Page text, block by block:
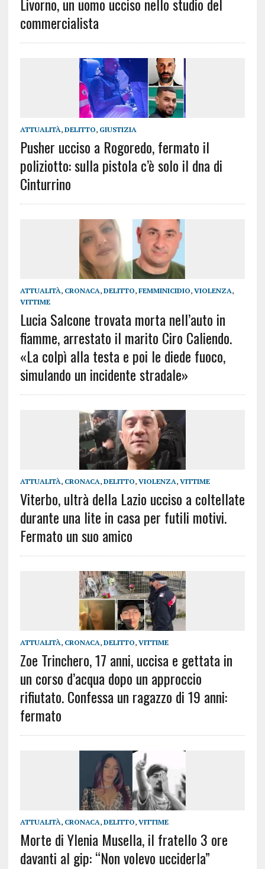
commercialista
ATTUALITÀ, DELITTO, GIUSTIZIA
Pusher ucciso a Rogoredo, fermato il
poliziotto: sulla pistola c’è solo il dna di
Cinturrino
ATTUALITÀ, CRONACA, DELITTO, FEMMINICIDIO, VIOLENZA,
VITTIME
Lucia Salcone trovata morta nell’auto in
fiamme, arrestato il marito Ciro Caliendo.
«La colpì alla testa e poi le diede fuoco,
simulando un incidente stradale»
ATTUALITÀ, CRONACA, DELITTO, VIOLENZA, VITTIME
Viterbo, ultrà della Lazio ucciso a coltellate
durante una lite in casa per futili motivi.
Fermato un suo amico
ATTUALITÀ, CRONACA, DELITTO, VITTIME
Zoe Trinchero, 17 anni, uccisa e gettata in
un corso d’acqua dopo un approccio
rifiutato. Confessa un ragazzo di 19 anni:
fermato
ATTUALITÀ, CRONACA, DELITTO, VITTIME
Morte di Ylenia Musella, il fratello 3 ore
davanti al gip: “Non volevo ucciderla”